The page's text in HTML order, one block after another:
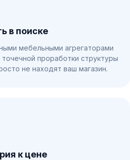
в поиске
мебельными агрегаторами
проработки структуры
не находят ваш магазин.
к цене